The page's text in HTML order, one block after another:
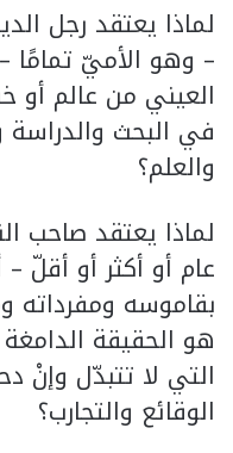
لماذا يعتقد رجل
– وهو الأميّ تمامًا
العيني من عالم أو
في البحث والدراسة
والعلم؟
لماذا يعتقد صاحب
عام أو أكثر أو أقلّ
بقاموسه ومفرداته
هو الحقيقة
التي لا تتبدّل وإنْ
الوقائع والتجارب؟